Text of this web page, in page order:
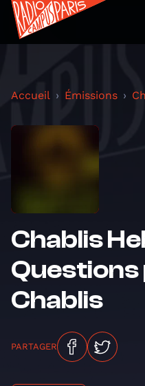
Accueil Émissions
Chablis
Questions
Chablis
PARTAGER